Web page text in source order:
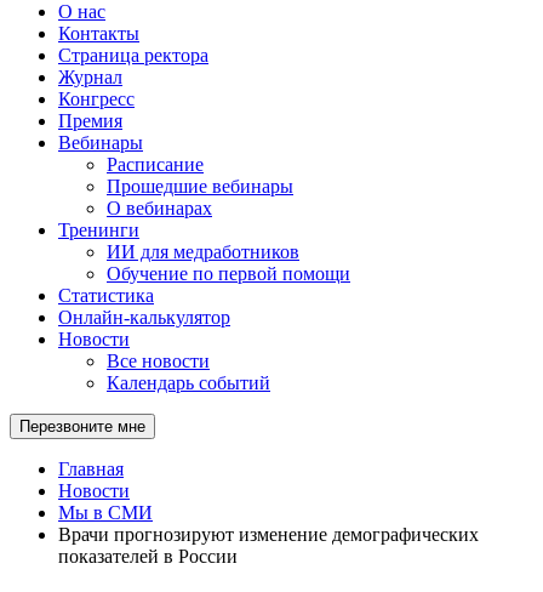
О нас
Контакты
Страница ректора
Журнал
Конгресс
Премия
Вебинары
Расписание
Прошедшие вебинары
О вебинарах
Тренинги
ИИ для медработников
Обучение по первой помощи
Статистика
Онлайн-калькулятор
Новости
Все новости
Календарь событий
Перезвоните мне
Главная
Новости
Мы в СМИ
Врачи прогнозируют изменение демографических
показателей в России